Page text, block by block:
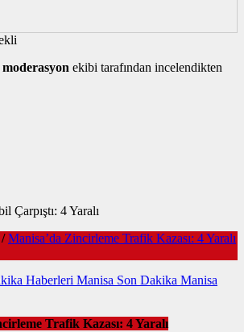
moderasyon ekibi tarafından incelendikten
Çarpıştı: 4 Yaralı
/ Manisa’da Zincirleme Trafik Kazası: 4 Yaralı
Haberleri Manisa Son Dakika Manisa
Trafik Kazası: 4 Yaralı